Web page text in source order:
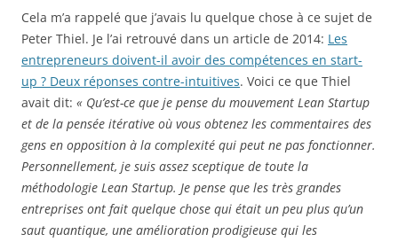
Cela m’a rappelé que j’avais lu quelque chose à ce sujet de
Peter Thiel. Je l’ai retrouvé dans un article de 2014: Les
entrepreneurs doivent-il avoir des compétences en start-
up ? Deux réponses contre-intuitives. Voici ce que Thiel
avait dit: « Qu’est-ce que je pense du mouvement Lean Startup
et de la pensée itérative où vous obtenez les commentaires des
gens en opposition à la complexité qui peut ne pas fonctionner.
Personnellement, je suis assez sceptique de toute la
méthodologie Lean Startup. Je pense que les très grandes
entreprises ont fait quelque chose qui était un peu plus qu’un
saut quantique, une amélioration prodigieuse qui les